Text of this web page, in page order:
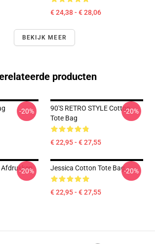
€ 24,38 - € 28,06
BEKIJK MEER
producten
-20%
90'S RETRO STYLE Cotton
Tote Bag
€ 22,95 - € 27,55
-20%
-20% Jessica Cotton Tote Bag
€ 22,95 - € 27,55
-20%